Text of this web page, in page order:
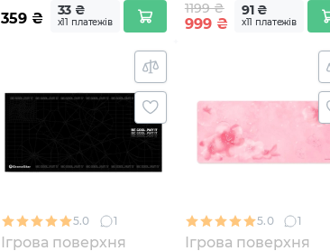
359₴ 33 ₴
х11 платежів
1199 ₴
999 ₴
91 ₴
х11 платежів
5.0 1
Ігрова поверхня
5.0 1
Ігрова поверхня